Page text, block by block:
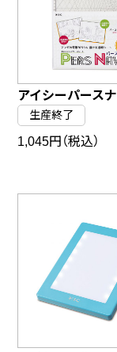
アイシーパース
生産終了
1,045円（税込）